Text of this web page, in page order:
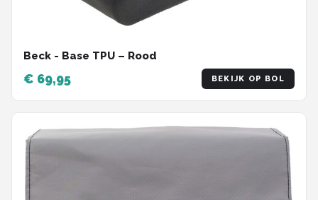
Beck - Base TPU – Rood
€ 69,95 BEKIJK OP BOL